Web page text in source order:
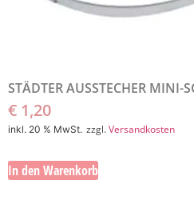
STÄDTER AUSSTECHER MINI-
€ 1,20
inkl. 20 % MwSt. zzgl.Versandkosten
In den Warenkorb